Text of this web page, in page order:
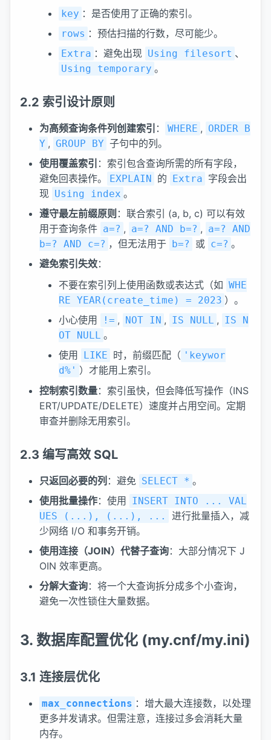
key ：是否使用了正确的索引。
rows ：预估扫描的行数，尽可能少。
Extra ：避免出现 Using filesort 、
Using temporary 。
2.2 索引设计原则
为高频查询条件列创建索引 ： WHERE , ORDER B
Y , GROUP BY 子句中的列。
使用覆盖索引 ：索引包含查询所需的所有字段，
避免回表操作。
EXPLAIN 的 Extra 字段会出
现 Using index 。
遵守最左前缀原则 ：联合索引 (a, b, c) 可以有效
用于查询条件 a=? , a=? AND b=? , a=? AND
b=? AND c=? ，但无法用于 b=? 或 c=? 。
避免索引失效：
不要在索引列上使用函数或表达式（如 WHE
RE YEAR(create_time) = 2023 ）。
小心使用
!= , NOT IN , IS NULL , IS N
OT NULL 。
使用 LIKE 时，前缀匹配（ 'keywor
d%' ）才能用上索引。
控制索引数量：索引虽快，但会降低写操作（INS
ERT/UPDATE/DELETE）速度并占用空间。定期
审查并删除无用索引。
2.3 编写高效 SQL
只返回必要的列 ：避免 SELECT * 。
使用批量操作：使用
INSERT INTO ... VAL
UES (...), (...), ...
进行批量插入，减
少网络 I/O 和事务开销。
使用连接（JOIN）代替子查询：大部分情况下 J
OIN 效率更高。
分解大查询：将一个大查询拆分成多个小查询，
避免一次性锁住大量数据。
3. 数据库配置优化 (my.cnf/my.ini)
3.1 连接层优化
max_connections ：增大最大连接数，以处理
更多并发请求。但需注意，连接过多会消耗大量
内存。